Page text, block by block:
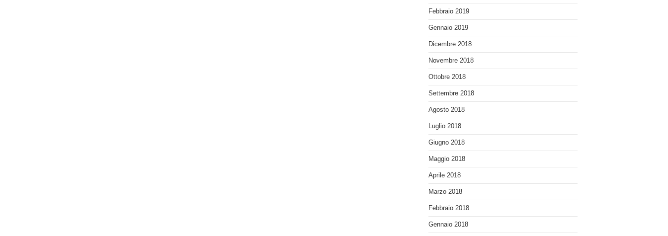
Febbraio 2019
Gennaio 2019
Dicembre 2018
Novembre 2018
Ottobre 2018
Settembre 2018
Agosto 2018
Luglio 2018
Giugno 2018
Maggio 2018
Aprile 2018
Marzo 2018
Febbraio 2018
Gennaio 2018